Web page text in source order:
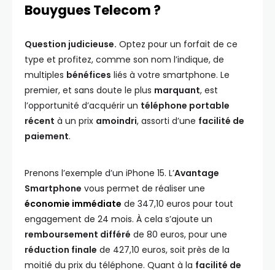
Bouygues Telecom ?
Question judicieuse. Optez pour un forfait de ce
type et profitez, comme son nom l’indique, de
multiples bénéfices liés à votre smartphone. Le
premier, et sans doute le plus marquant, est
l’opportunité d’acquérir un téléphone portable
récent à un prix amoindri, assorti d’une facilité de
paiement.
Prenons l’exemple d’un iPhone 15. L’Avantage
Smartphone vous permet de réaliser une
économie immédiate de 347,10 euros pour tout
engagement de 24 mois. À cela s’ajoute un
remboursement différé de 80 euros, pour une
réduction finale de 427,10 euros, soit près de la
moitié du prix du téléphone. Quant à la facilité de